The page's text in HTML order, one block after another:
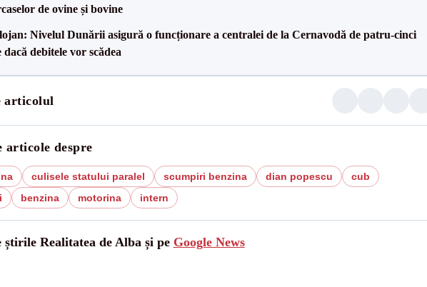
de ovine și bovine
Nivelul Dunării asigură o funcționare a centralei de la Cernavodă de patru-cinci
dacă debitele vor scădea
articolul
articole despre
culisele statului paralel scumpiri benzina dian popescu
cub
benzina motorina intern
știrile Realitatea de Alba și pe Google News